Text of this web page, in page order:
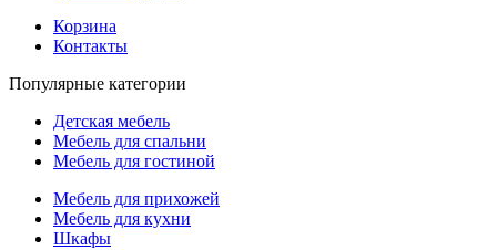
Корзина
Контакты
Популярные категории
Детская мебель
Мебель для спальни
Мебель для гостиной
Мебель для прихожей
Мебель для кухни
Шкафы